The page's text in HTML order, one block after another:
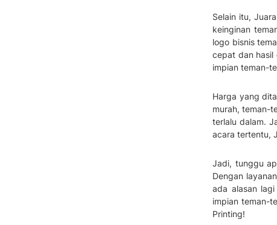
Selain itu,
keinginan
logo bisnis
cepat dan hasil
impian teman-
Harga yang
murah, teman-
terlalu dalam.
acara tertentu,
Jadi, tunggu
Dengan
ada alasan
impian teman-
Printing!